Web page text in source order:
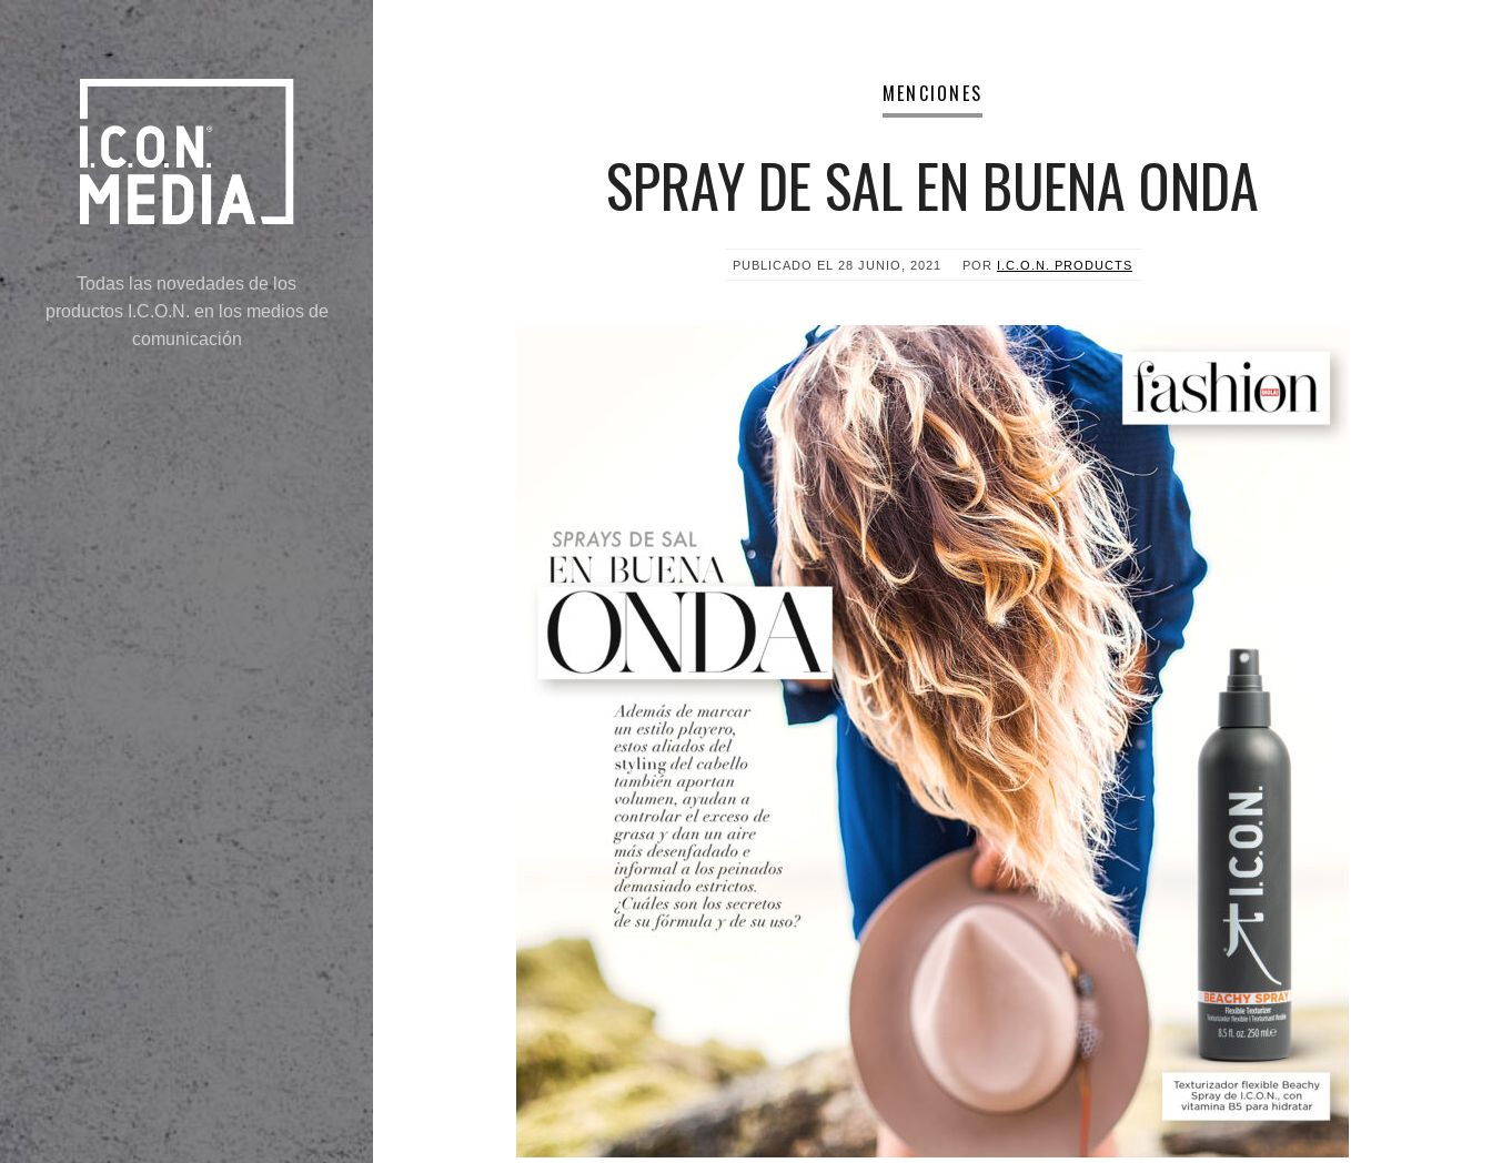
Todas las novedades de los
productos I.C.O.N. en los medios de
comunicación
MENCIONES
SPRAY DE SAL EN BUENA ONDA
PUBLICADO EL 28 JUNIO, 2021 POR I.C.O.N. PRODUCTS